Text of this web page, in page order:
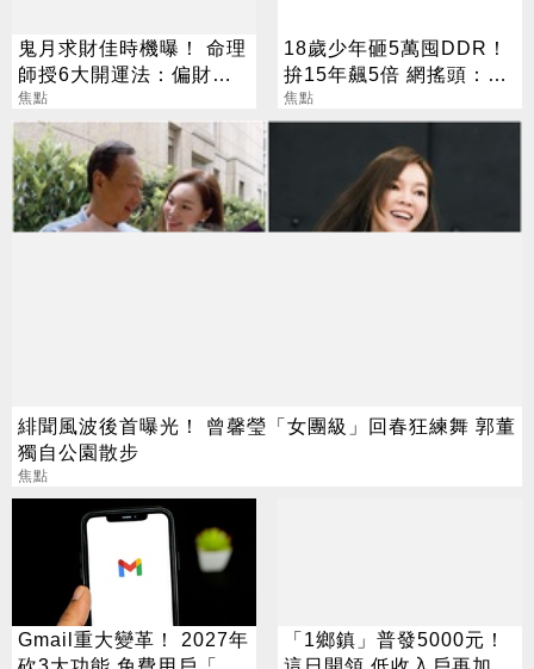
鬼月求財佳時機曝！ 命理
師授6大開運法：偏財
「用想的」就行
焦點
18歲少年砸5萬囤DDR！
拚15年飆5倍 網搖頭：會
報廢
焦點
緋聞風波後首曝光！ 曾馨瑩「女團級」回春狂練舞 郭董
獨自公園散步
焦點
Gmail重大變革！ 2027年
「1鄉鎮」普發5000元！